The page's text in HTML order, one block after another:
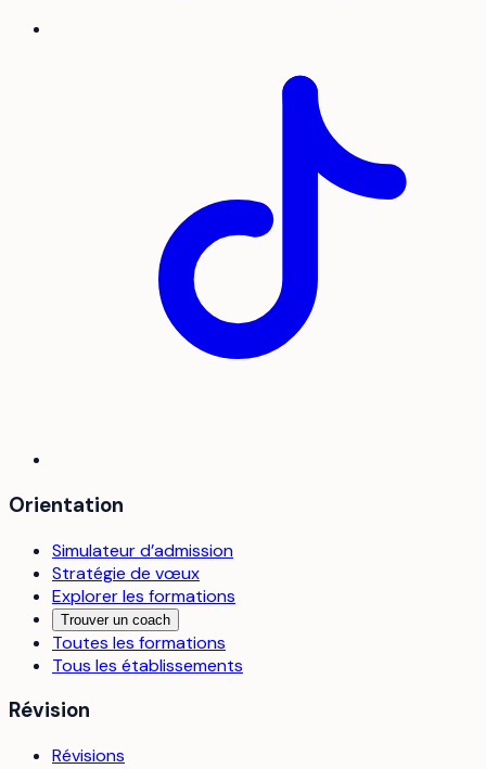
Orientation
Simulateur d’admission
Stratégie de vœux
Explorer les formations
Trouver un coach
Toutes les formations
Tous les établissements
Révision
Révisions